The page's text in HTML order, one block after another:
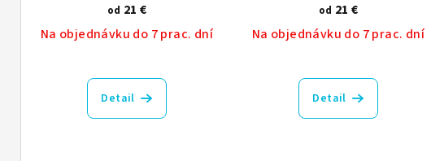
od 21 €
Na objednávku do 7 prac. dní
Detail
od 21 €
Na objednávku do 7 prac. dní
Detail